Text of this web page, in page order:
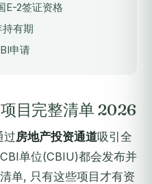
E-2签证资格
有期
申请
目完整清单 2026
过房地产投资通道吸引全
单位(CBIU)都会发布并
单, 只有这些项目才有资